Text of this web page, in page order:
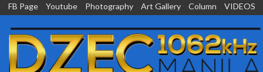
Skip
content
FB Page Youtube Photography Art Gallery Column VIDEOS